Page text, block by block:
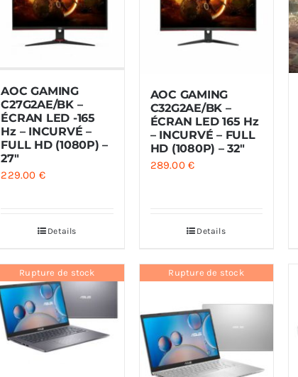
AOC GAMING
C27G2AE/BK –
ÉCRAN LED -165
Hz – INCURVÉ –
FULL HD (1080P) –
27″
229.00 €
Details
AOC GAMING
C32G2AE/BK –
ÉCRAN LED 165 Hz
– INCURVÉ – FULL
HD (1080P) – 32″
289.00€
Details
Rupture de stock Rupture de stock